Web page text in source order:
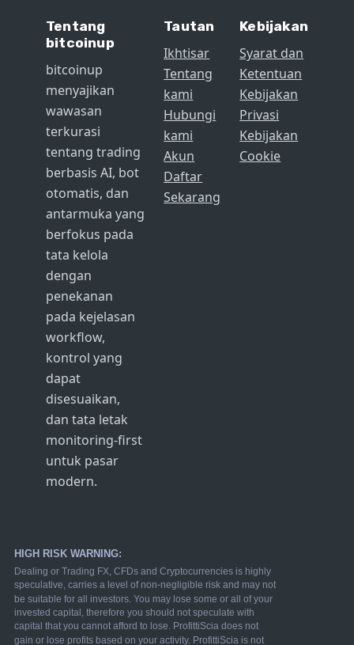
Tentang
bitcoinup
bitcoinup
menyajikan
wawasan
terkurasi
tentang trading
berbasis AI, bot
otomatis, dan
antarmuka yang
berfokus pada
tata kelola
dengan
penekanan
pada kejelasan
workflow,
kontrol yang
dapat
disesuaikan,
dan tata letak
monitoring-first
untuk pasar
modern.
Tautan
Ikhtisar
Tentang
kami
Hubungi
kami
Akun
Daftar
Sekarang
Kebijakan
Syarat dan
Ketentuan
Kebijakan
Privasi
Kebijakan
Cookie